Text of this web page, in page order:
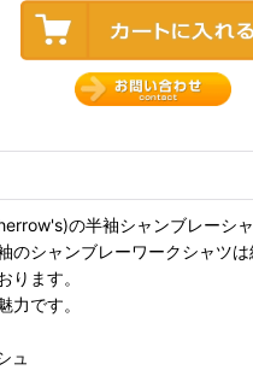
の半袖シャンブレーシ
のシャンブレーワークシャツ
ります。
力です。
ュ